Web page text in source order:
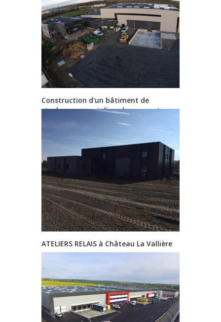
Construction d'un bâtiment de
stockage avec ateliers, bureaux et
show-room à Tauxigny
ATELIERS RELAIS à Château La Vallière